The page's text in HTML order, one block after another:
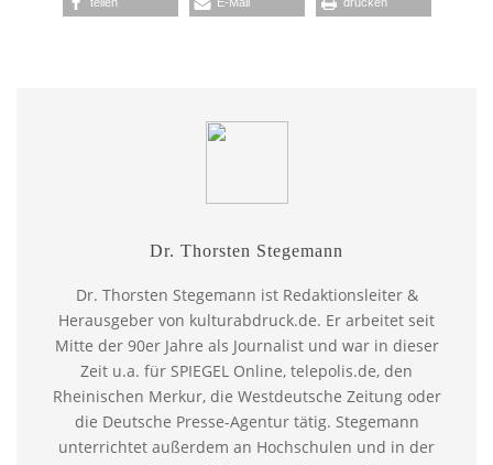
Dr. Thorsten Stegemann
Dr. Thorsten Stegemann ist Redaktionsleiter &
Herausgeber von kulturabdruck.de. Er arbeitet seit
Mitte der 90er Jahre als Journalist und war in dieser
Zeit u.a. für SPIEGEL Online, telepolis.de, den
Rheinischen Merkur, die Westdeutsche Zeitung oder
die Deutsche Presse-Agentur tätig. Stegemann
unterrichtet außerdem an Hochschulen und in der